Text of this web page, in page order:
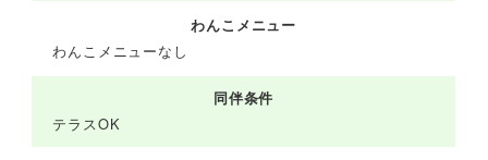
わんこメニュー
わんこメニューなし
同伴条件
テラスOK